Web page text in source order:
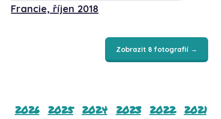
Francie, říjen 2018
Zobrazit 8 fotografií →
2026 2025 2024 2023 2022
2021